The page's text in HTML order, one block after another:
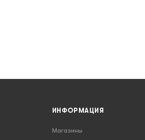
ИНФОРМАЦИЯ
Магазины